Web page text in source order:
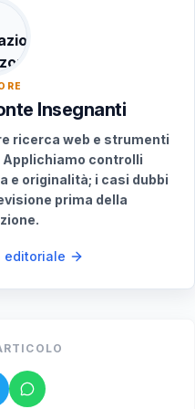
Insegnanti
ricerca web e strumenti
controlli
e originalità; i casi dubbi
prima della
editoriale